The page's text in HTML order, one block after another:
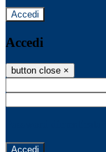
Accedi
Accedi
button close ×